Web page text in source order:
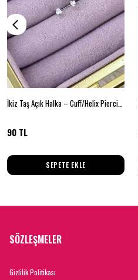
İkiz Taş Açık Halka – Cuff/Helix Piercing (Çelik)
90 TL
SEPETE EKLE
SÖZLEŞMELER
Gizlilik Politikası